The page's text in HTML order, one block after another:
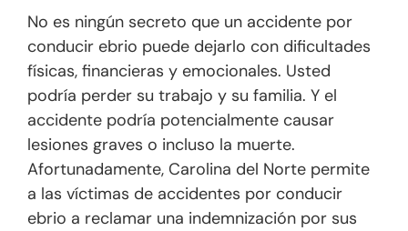
No es ningún secreto que un accidente por
conducir ebrio puede dejarlo con dificultades
físicas, financieras y emocionales. Usted
podría perder su trabajo y su familia. Y el
accidente podría potencialmente causar
lesiones graves o incluso la muerte.
Afortunadamente, Carolina del Norte permite
a las víctimas de accidentes por conducir
ebrio a reclamar una indemnización por sus